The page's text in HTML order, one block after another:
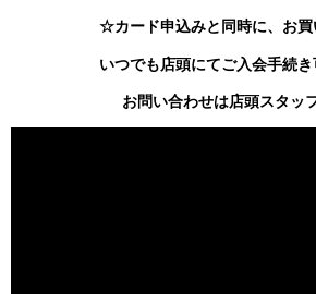
☆カード申込みと同時に、お買
いつでも店頭にてご入会手続き
お問い合わせは店頭スタッ